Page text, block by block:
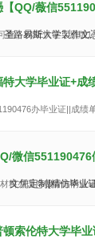
QQ/薇信
）WSE认证，原
圣路易斯大学製作文
大学毕业证+成
办毕业证||成
微信551190476
办理@做留信网
文凭定制[精仿毕业
索伦特大学毕